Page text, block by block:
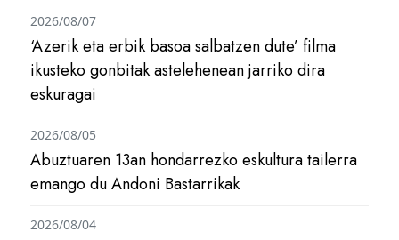
‘Azerik eta erbik basoa salbatzen dute’ filma
ikusteko gonbitak astelehenean jarriko dira
eskuragai
2026/08/07
Abuztuaren 13an hondarrezko eskultura tailerra
emango du Andoni Bastarrikak
2026/08/05
2026/08/04